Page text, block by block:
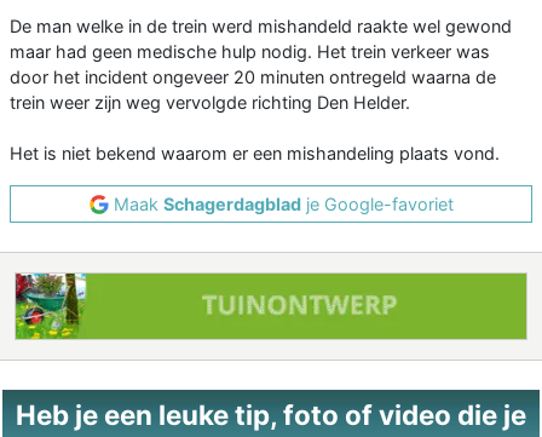
De man welke in de trein werd mishandeld raakte wel gewond
maar had geen medische hulp nodig. Het trein verkeer was
door het incident ongeveer 20 minuten ontregeld waarna de
trein weer zijn weg vervolgde richting Den Helder.
Het is niet bekend waarom er een mishandeling plaats vond.
Maak Schagerdagbladje Google-favoriet
Heb je een leuke tip, foto of video die je